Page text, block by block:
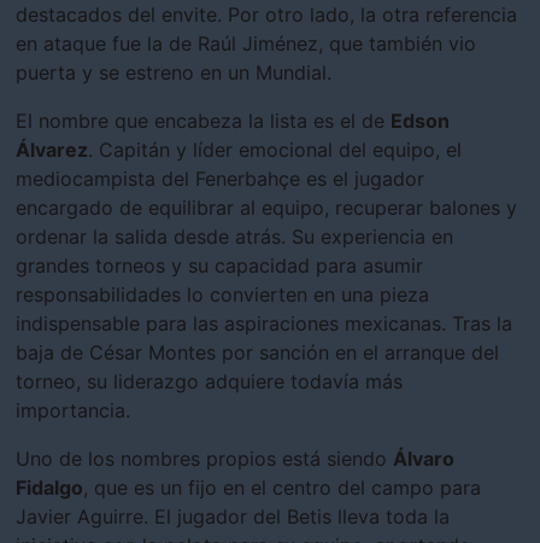
destacados del envite. Por otro lado, la otra referencia
en ataque fue la de Raúl Jiménez, que también vio
puerta y se estreno en un Mundial.
El nombre que encabeza la lista es el de Edson
Álvarez. Capitán y líder emocional del equipo, el
mediocampista del Fenerbahçe es el jugador
encargado de equilibrar al equipo, recuperar balones y
ordenar la salida desde atrás. Su experiencia en
grandes torneos y su capacidad para asumir
responsabilidades lo convierten en una pieza
indispensable para las aspiraciones mexicanas. Tras la
baja de César Montes por sanción en el arranque del
torneo, su liderazgo adquiere todavía más
importancia.
Uno de los nombres propios está siendo Álvaro
Fidalgo, que es un fijo en el centro del campo para
Javier Aguirre. El jugador del Betis lleva toda la